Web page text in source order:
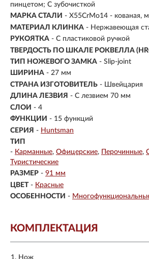
пинцетом; С зубочисткой
МАРКА СТАЛИ - X55CrMo14 - кованая,
МАТЕРИАЛ КЛИНКА - Нержавеющая
РУКОЯТКА - С пластиковой ручкой
ТВЕРДОСТЬ ПО ШКАЛЕ РОКВЕЛЛА
ТИП НОЖЕВОГО ЗАМКА - Slip-joint
ШИРИНА - 27 мм
СТРАНА ИЗГОТОВИТЕЛЬ - Швейцария
ДЛИНА ЛЕЗВИЯ - С лезвием 70 мм
СЛОИ - 4
ФУНКЦИИ - 15 функций
СЕРИЯ - Huntsman
ТИП
- Карманные Офицерские Перочинные
Туристические
РАЗМЕР - 91 мм
ЦВЕТ - Красные
ОСОБЕННОСТИ -
КОМПЛЕКТАЦИЯ